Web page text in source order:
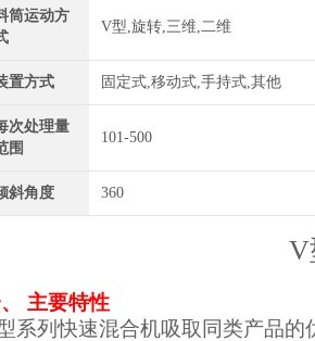
筒运动方
V型,旋转,三维,二维
置方式 固定式,移动式,手持式,其他
次处理量
围
101-500
斜角度 360
V
主要特性
系列快速混合机吸取同类产品